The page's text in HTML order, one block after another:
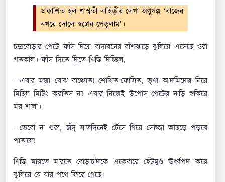
প্রকাশিত হল শাশ্বতী লাহিড়ীর লেখা অণুগল্প ‘বাজের
নখরে দোলে স্বপ্নের পেন্ডুলাম’।
চন্দ্রবোড়ার পেটে ফাঁস দিয়ে বাদাবনের বাঁশঝাড়ে ঝুলিয়ে এসেছে ওরা
গতকাল। ফাঁস দিতে দিতে খিস্তি দিচ্ছিল,
—এবার মজা বোঝ বাঞ্চোত! শোষিত-ফোসিত, ভুখা আদমিদের নিয়ে
মিছিল মিটিং করতিস না! এবার নিজেই উপোস পেটের নাড়ি শুকিয়ে
মর শালা।
—ভেবো না গুরু, চাঁদু সাতদিনেই টেঁসে গিয়ে সোজ্জা আছড়ে পড়বে
পাতালে!
খিস্তি মারতে মারতে বোড়াচাঁদকে একেবারে হেঁটমুণ্ড ঊর্ধ্বপদ করে
ঝুলিয়ে যে যার পথে ফিরে গেছে।